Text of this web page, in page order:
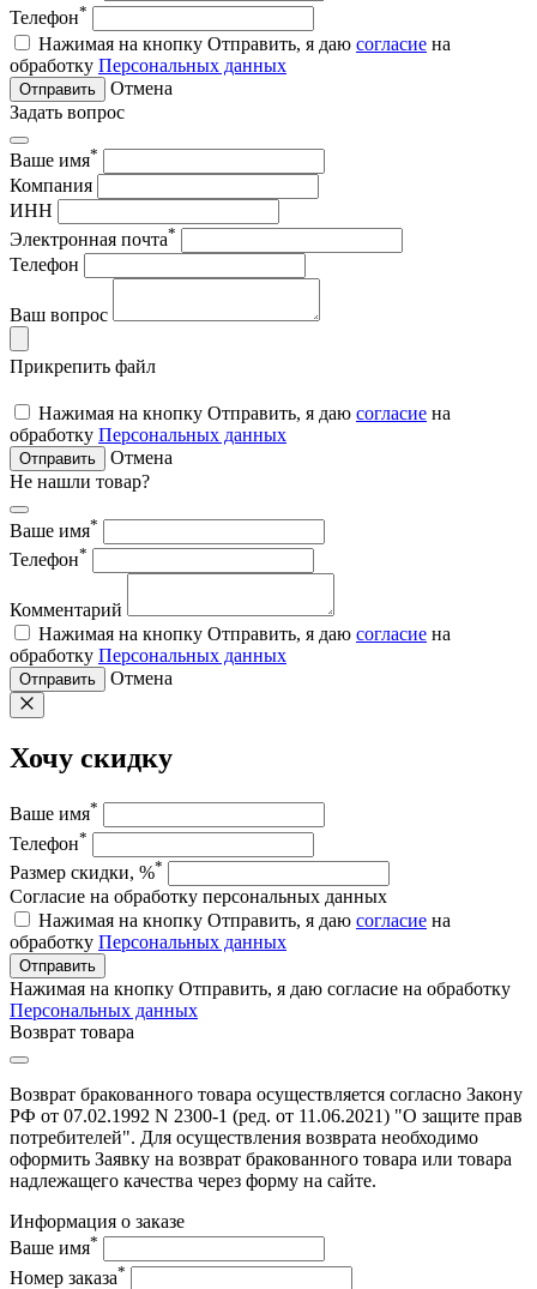
Телефон*
Нажимая на кнопку Отправить, я даю согласие на
обработку Персональных данных
Отправить
Отмена
Задать вопрос
Ваше имя*
Компания
ИНН
Электронная почта*
Телефон
Ваш вопрос
Прикрепить файл
Нажимая на кнопку Отправить, я даю согласие на
обработку Персональных данных
Отправить
Отмена
Не нашли товар?
Ваше имя*
Телефон*
Комментарий
Нажимая на кнопку Отправить, я даю согласие на
обработку Персональных данных
Отправить Отмена
Хочу скидку
Ваше имя*
Телефон*
Размер скидки, %*
Согласие на обработку персональных данных
Нажимая на кнопку Отправить, я даю согласие на
обработку Персональных данных
Отправить
Нажимая на кнопку Отправить, я даю согласие на обработку
Персональных данных
Возврат товара
Возврат бракованного товара осуществляется согласно Закону
РФ от 07.02.1992 N 2300-1 (ред. от 11.06.2021) "О защите прав
потребителей". Для осуществления возврата необходимо
оформить Заявку на возврат бракованного товара или товара
надлежащего качества через форму на сайте.
Информация о заказе
Ваше имя*
Номер заказа*